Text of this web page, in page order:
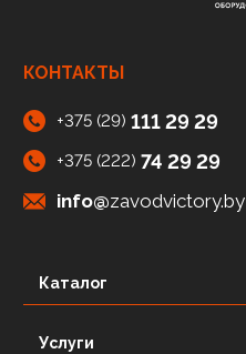
Каталог
Услуги
КОНТАКТЫ
+375 (29) 111 29 29
+375 (222) 74 29 29
info@zavodvictory.by